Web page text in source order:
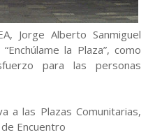
Jorge Alberto Sanmiguel
la Plaza”, como
para las personas
a las Plazas Comunitarias,
Encuentro